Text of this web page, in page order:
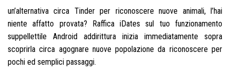
un’alternativa circa Tinder per riconoscere nuove animali, l’hai
niente affatto provata? Raffica iDates sul tuo funzionamento
suppellettile Android addirittura inizia immediatamente sopra
scoprirla circa agognare nuove popolazione da riconoscere per
pochi ed semplici passaggi.